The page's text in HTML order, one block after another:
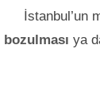
İstanbul’un
bozulması ya